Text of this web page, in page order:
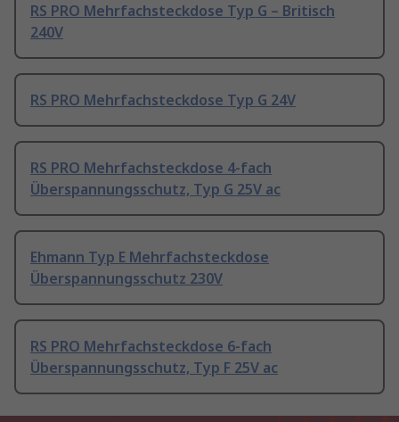
RS PRO Mehrfachsteckdose Typ G – Britisch
240V
RS PRO Mehrfachsteckdose Typ G 24V
RS PRO Mehrfachsteckdose 4-fach
Überspannungsschutz, Typ G 25V ac
Ehmann Typ E Mehrfachsteckdose
Überspannungsschutz 230V
RS PRO Mehrfachsteckdose 6-fach
Überspannungsschutz, Typ F 25V ac